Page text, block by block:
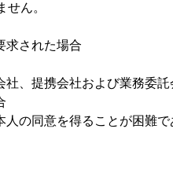
ん。
求された場合
、提携会社および業務委
の同意を得ることが困難